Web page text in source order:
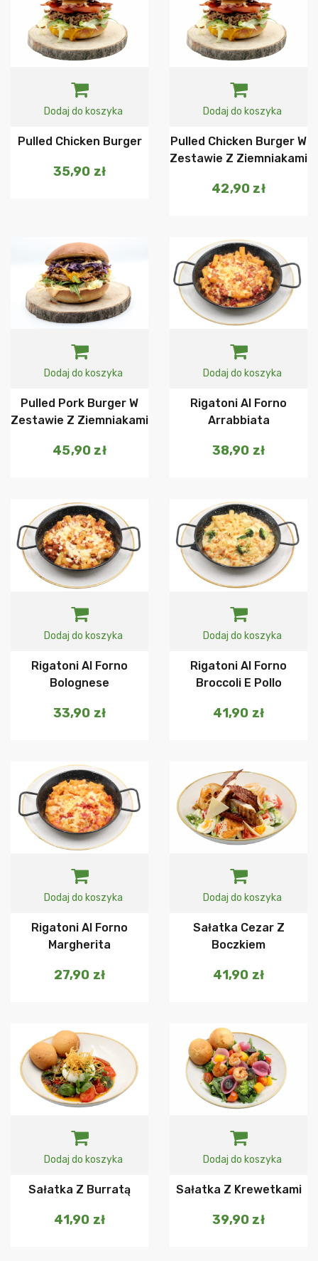
Dodaj do koszyka
Pulled Chicken Burger
35,90 zł
Dodaj do koszyka
Pulled Chicken Burger W
Zestawie Z Ziemniakami
42,90 zł
Dodaj do koszyka
Pulled Pork Burger W
Zestawie Z Ziemniakami
45,90 zł
Dodaj do koszyka
Rigatoni Al Forno
Arrabbiata
38,90 zł
Dodaj do koszyka
Rigatoni Al Forno
Bolognese
33,90 zł
Dodaj do koszyka
Rigatoni Al Forno
Broccoli E Pollo
41,90 zł
Dodaj do koszyka
Rigatoni Al Forno
Margherita
27,90 zł
Dodaj do koszyka
Sałatka Cezar Z
Boczkiem
41,90 zł
Dodaj do koszyka
Sałatka Z Burratą
41,90 zł
Dodaj do koszyka
Sałatka Z Krewetkami
39,90 zł